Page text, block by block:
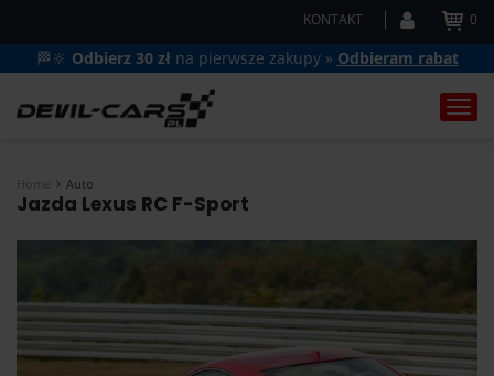
KONTAKT 0
🏁🔆 Odbierz 30 zł na pierwsze zakupy » Odbieram rabat
Home Auto
Jazda Lexus RC F-Sport